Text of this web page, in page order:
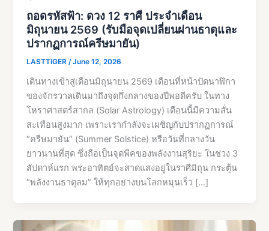
ถอดรหัสฟ้า: ดวง 12 ราศี ประจำเดือน
มิถุนายน 2569 (รับมือจุดเปลี่ยนผ่านธาตุและ
ปรากฏการณ์ครีษมายัน)
LASTTIGER/June 12, 2026
เดินทางเข้าสู่เดือนมิถุนายน 2569 เดือนที่หน้าปัดนาฬิกา
ของจักรวาลเดินมาถึงจุดกึ่งกลางของปีพอดีครับ ในทาง
โหราศาสตร์สากล (Solar Astrology) เดือนนี้มีความสั่น
สะเทือนสูงมาก เพราะเรากำลังจะเผชิญกับปรากฏการณ์
“ครีษมายัน” (Summer Solstice) หรือวันที่กลางวัน
ยาวนานที่สุด ซึ่งถือเป็นจุดพีคของพลังงานสุริยะ ในช่วง 3
สัปดาห์แรก พระอาทิตย์จะสาดแสงอยู่ในราศีมิถุน กระตุ้น
“พลังงานธาตุลม” ให้ทุกอย่างบนโลกหมุนเร็ว […]